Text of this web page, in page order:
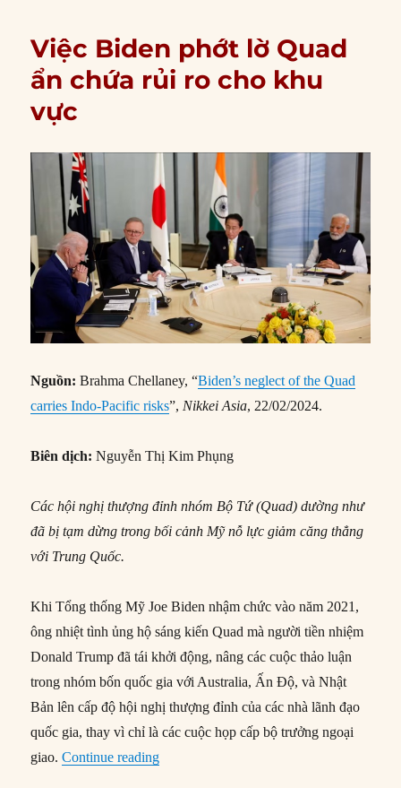
Việc Biden phớt lờ Quad
ẩn chứa rủi ro cho khu
vực
Nguồn:Brahma Chellaney, “Biden’s neglect of the Quad
carries Indo-Pacific risks”, Nikkei Asia, 22/02/2024.
Biên dịch:Nguyễn Thị Kim Phụng
Các hội nghị thượng đỉnh nhóm Bộ Tứ (Quad) dường như
đã bị tạm dừng trong bối cảnh Mỹ nỗ lực giảm căng thẳng
với Trung Quốc.
Khi Tổng thống Mỹ Joe Biden nhậm chức vào năm 2021,
ông nhiệt tình ủng hộ sáng kiến Quad mà người tiền nhiệm
Donald Trump đã tái khởi động, nâng các cuộc thảo luận
trong nhóm bốn quốc gia với Australia, Ấn Độ, và Nhật
Bản lên cấp độ hội nghị thượng đỉnh của các nhà lãnh đạo
quốc gia, thay vì chỉ là các cuộc họp cấp bộ trưởng ngoại
giao.Continue reading“Việc Biden phớt lờ Quad ẩn chứa rủi ro